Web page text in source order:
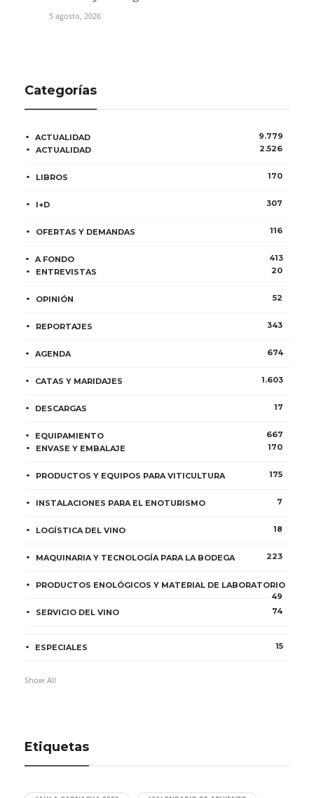
5 agosto, 2026
Categorías
ACTUALIDAD
9.779
ACTUALIDAD
2.526
LIBROS 170
I+D 307
OFERTAS Y DEMANDAS 116
A FONDO
413
ENTREVISTAS
20
OPINIÓN 52
REPORTAJES 343
AGENDA 674
CATAS Y MARIDAJES 1.603
DESCARGAS 17
EQUIPAMIENTO
667
ENVASE Y EMBALAJE
170
PRODUCTOS Y EQUIPOS PARA VITICULTURA 175
INSTALACIONES PARA EL ENOTURISMO 7
LOGÍSTICA DEL VINO 18
MAQUINARIA Y TECNOLOGÍA PARA LA BODEGA 223
PRODUCTOS ENOLÓGICOS Y MATERIAL DE LABORATORIO
49
SERVICIO DEL VINO
74
ESPECIALES 15
Show All
Etiquetas